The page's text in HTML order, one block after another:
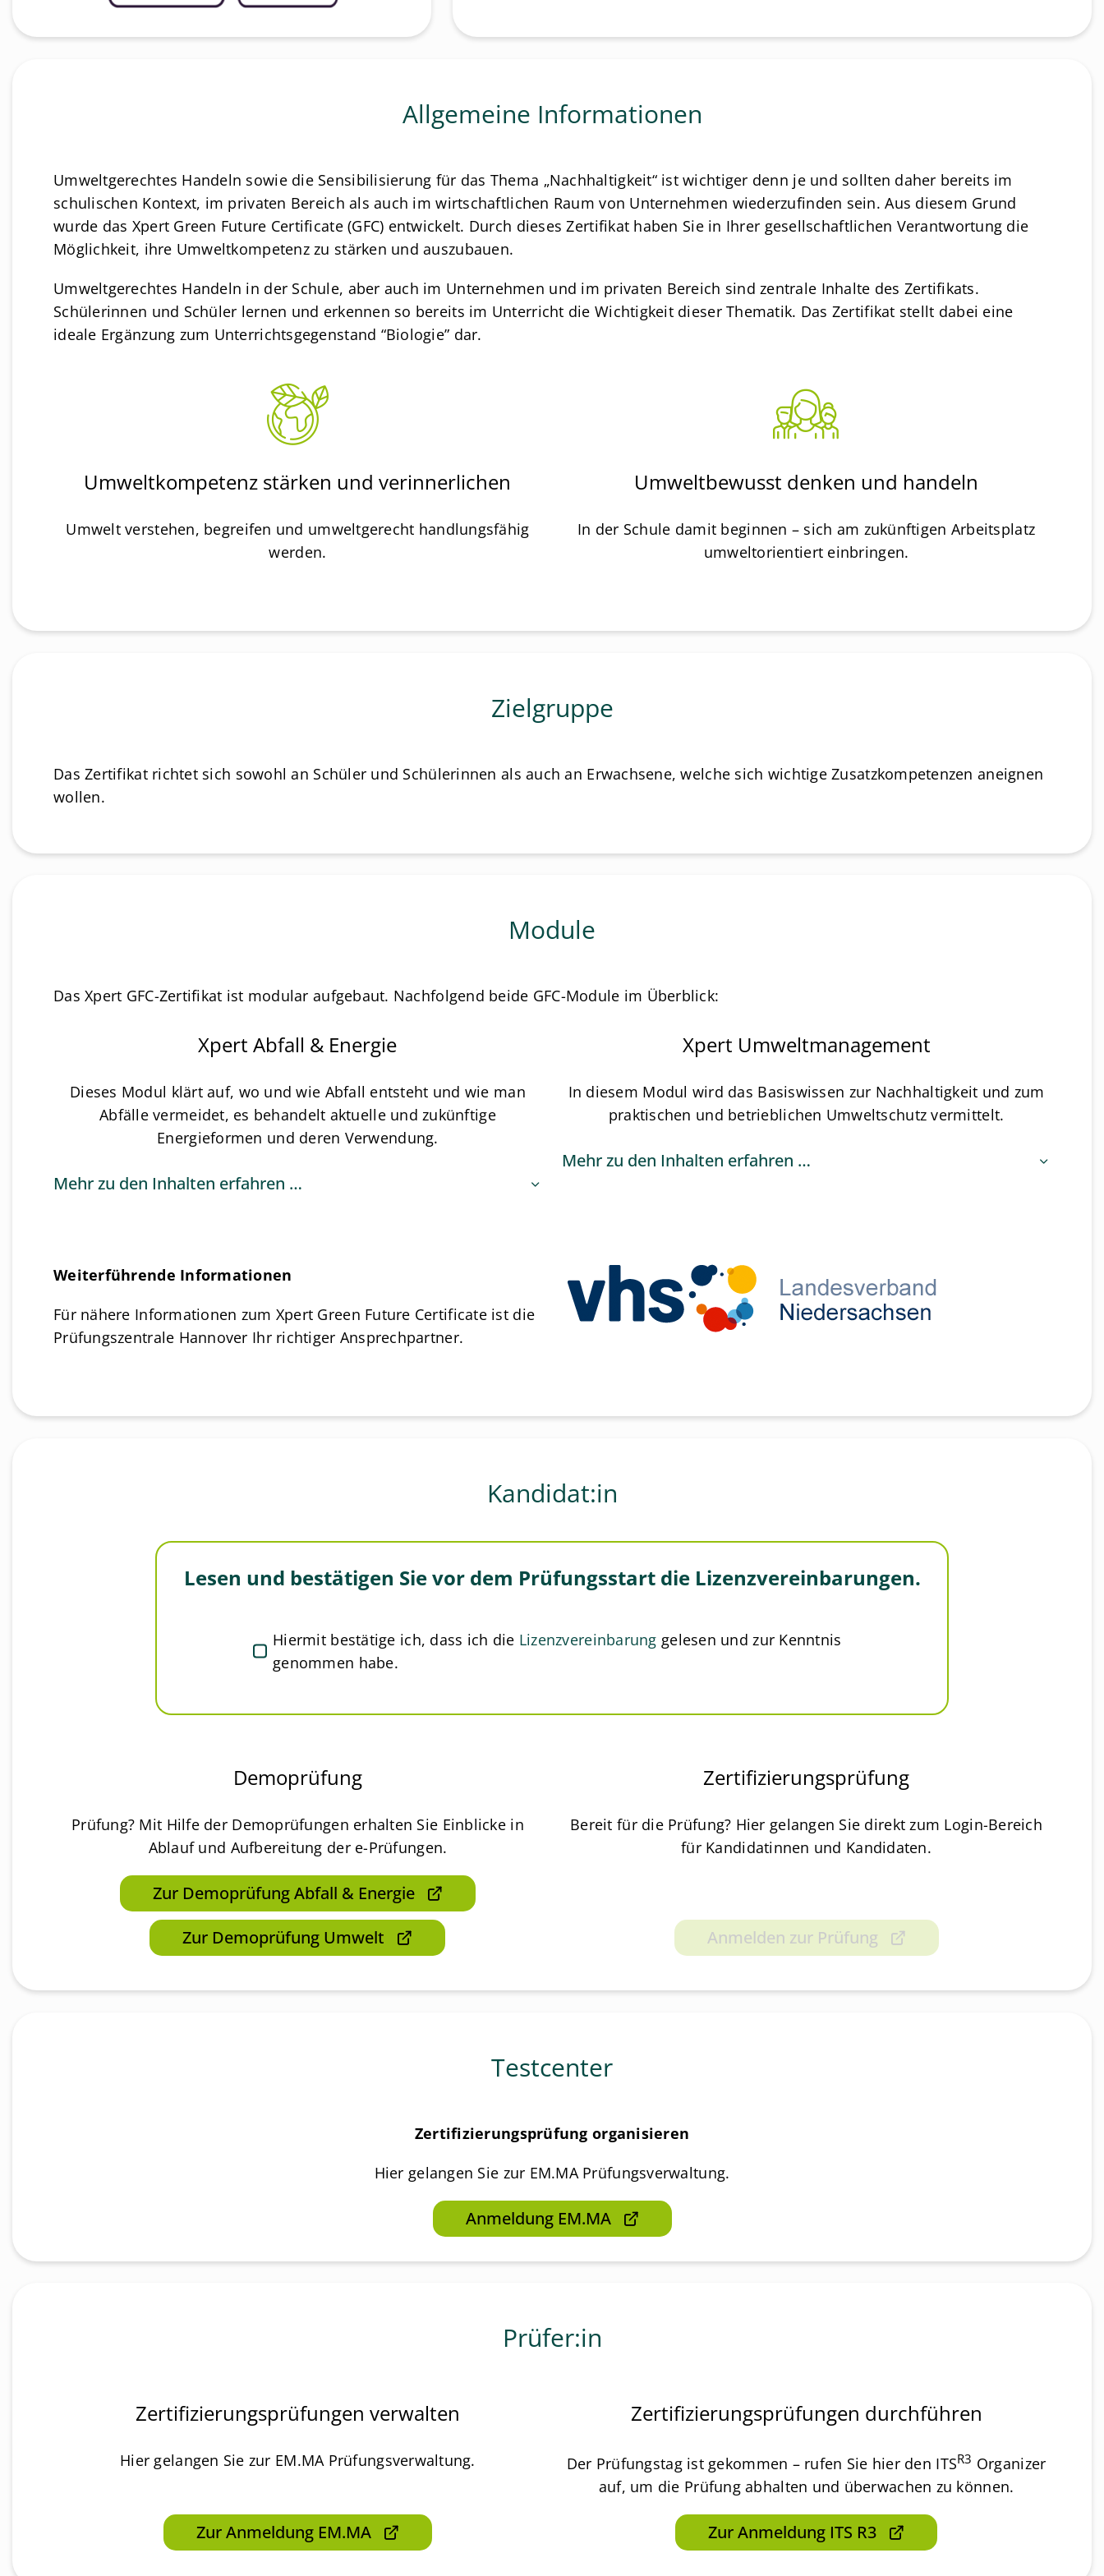
Allgemeine Informationen
Umweltgerechtes Handeln sowie die Sensibilisierung für das Thema „Nachhaltigkeit“ ist wichtiger denn je und sollten daher bereits im
schulischen Kontext, im privaten Bereich als auch im wirtschaftlichen Raum von Unternehmen wiederzufinden sein. Aus diesem Grund
wurde das Xpert Green Future Certificate (GFC) entwickelt. Durch dieses Zertifikat haben Sie in Ihrer gesellschaftlichen Verantwortung die
Möglichkeit, ihre Umweltkompetenz zu stärken und auszubauen.
Umweltgerechtes Handeln in der Schule, aber auch im Unternehmen und im privaten Bereich sind zentrale Inhalte des Zertifikats.
Schülerinnen und Schüler lernen und erkennen so bereits im Unterricht die Wichtigkeit dieser Thematik. Das Zertifikat stellt dabei eine
ideale Ergänzung zum Unterrichtsgegenstand “Biologie” dar.
Umweltkompetenz stärken und verinnerlichen
Umwelt verstehen, begreifen und umweltgerecht handlungsfähig
werden.
Umweltbewusst denken und handeln
In der Schule damit beginnen – sich am zukünftigen Arbeitsplatz
umweltorientiert einbringen.
Zielgruppe
Das Zertifikat richtet sich sowohl an Schüler und Schülerinnen als auch an Erwachsene, welche sich wichtige Zusatzkompetenzen aneignen
wollen.
Module
Das Xpert GFC-Zertifikat ist modular aufgebaut. Nachfolgend beide GFC-Module im Überblick:
Xpert Abfall & Energie
Dieses Modul klärt auf, wo und wie Abfall entsteht und wie man
Abfälle vermeidet, es behandelt aktuelle und zukünftige
Energieformen und deren Verwendung.
Mehr zu den Inhalten erfahren …
Xpert Umweltmanagement
In diesem Modul wird das Basiswissen zur Nachhaltigkeit und zum
praktischen und betrieblichen Umweltschutz vermittelt.
Mehr zu den Inhalten erfahren …
Weiterführende Informationen
Für nähere Informationen zum Xpert Green Future Certificate ist die
Prüfungszentrale Hannover Ihr richtiger Ansprechpartner.
Kandidat:in
Lesen und bestätigen Sie vor dem Prüfungsstart die Lizenzvereinbarungen.
Hiermit bestätige ich, dass ich die Lizenzvereinbarung gelesen und zur Kenntnis
genommen habe.
Demoprüfung
Prüfung? Mit Hilfe der Demoprüfungen erhalten Sie Einblicke in
Ablauf und Aufbereitung der e-Prüfungen.
Zur Demoprüfung Abfall & Energie
Zur Demoprüfung Umwelt
Zertifizierungsprüfung
Bereit für die Prüfung? Hier gelangen Sie direkt zum Login-Bereich
für Kandidatinnen und Kandidaten.
Anmelden zur Prüfung
Testcenter
Zertifizierungsprüfung organisieren
Hier gelangen Sie zur EM.MA Prüfungsverwaltung.
Anmeldung EM.MA
Prüfer:in
Zertifizierungsprüfungen verwalten
Hier gelangen Sie zur EM.MA Prüfungsverwaltung.
Zur Anmeldung EM.MA
Zertifizierungsprüfungen durchführen
Der Prüfungstag ist gekommen – rufen Sie hier den ITSR3 Organizer
auf, um die Prüfung abhalten und überwachen zu können.
Zur Anmeldung ITS R3